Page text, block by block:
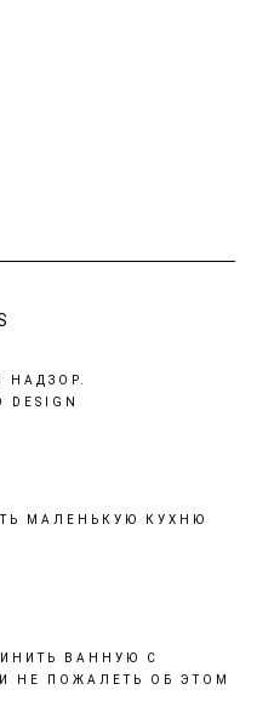
НАДЗОР.
МАЛЕНЬКУЮ КУХНЮ
ВАННУЮ С
НЕ ПОЖАЛЕТЬ ОБ ЭТОМ